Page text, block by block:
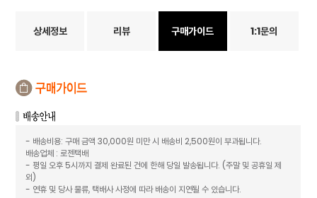
상세정보 리뷰 구매가이드 1:1문의
- 배송비용: 구매 금액 30,000원 미만 시 배송비 2,500원이 부과됩니다.
배송업체 : 로젠택배
- 평일 오후 5시까지 결제 완료된 건에 한해 당일 발송됩니다. (주말 및 공휴일 제
외)
- 연휴 및 당사 물류, 택배사 사정에 따라 배송이 지연될 수 있습니다.